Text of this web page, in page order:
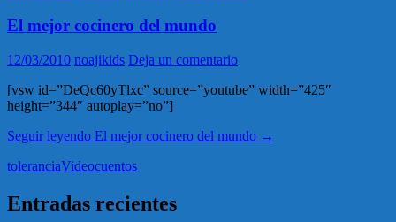
El mejor cocinero del mundo
12/03/2010 noajikids Deja un comentario
[vsw id=”DeQc60yTlxc” source=”youtube” width=”425″
height=”344″ autoplay=”no”]
Seguir leyendo El mejor cocinero del mundo →
toleranciaVideocuentos
Entradas recientes